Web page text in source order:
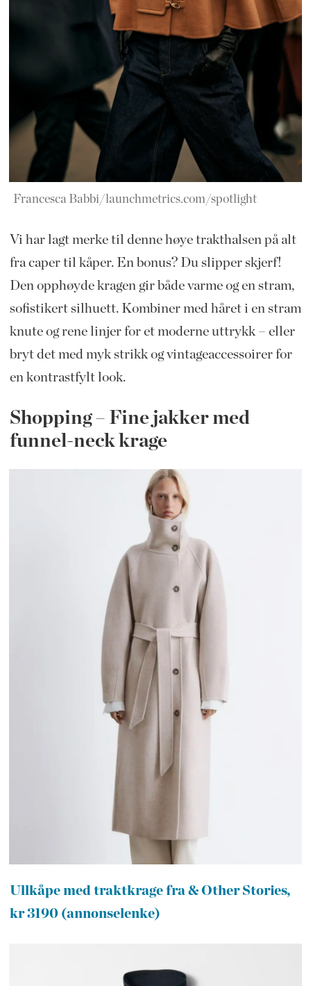
Francesca Babbi/launchmetrics.com/spotlight
Vi har lagt merke til denne høye trakthalsen på alt
fra caper til kåper. En bonus? Du slipper skjerf!
Den opphøyde kragen gir både varme og en stram,
sofistikert silhuett. Kombiner med håret i en stram
knute og rene linjer for et moderne uttrykk – eller
bryt det med myk strikk og vintageaccessoirer for
en kontrastfylt look.
Shopping – Fine jakker med
funnel-neck krage
Ullkåpe med traktkrage fra & Other Stories,
kr 3190 (annonselenke)